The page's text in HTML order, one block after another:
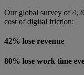
Our global survey of
cost of digital friction:
42% lose revenue
80% lose work time